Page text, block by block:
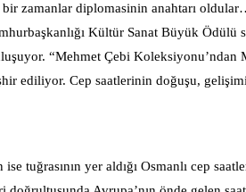
zamanlar diplomasinin anahtarı
Kültür Sanat Büyük Ödülü
“Mehmet Çebi Koleksiyonu’ndan
ediliyor. Cep saatlerinin doğuşu,
tuğrasının yer aldığı Osmanlı cep